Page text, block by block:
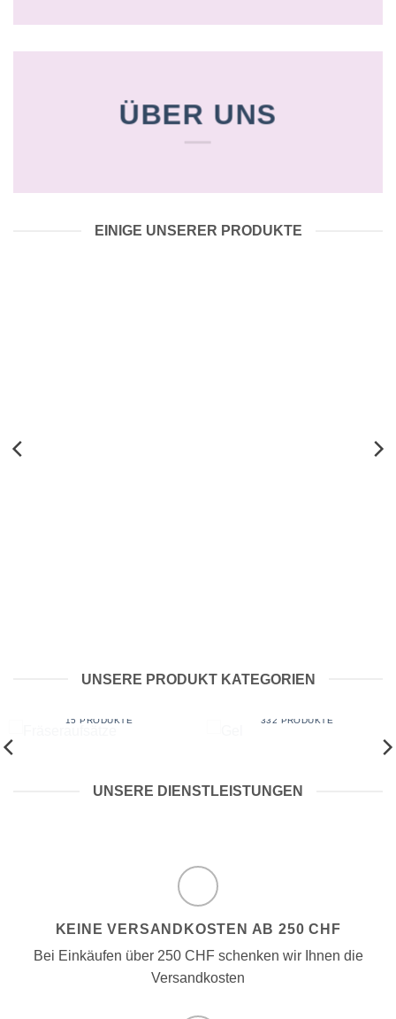
ÜBER UNS
EINIGE UNSERER PRODUKTE
UNSERE PRODUKT KATEGORIEN
15 PRODUKTE 332 PRODUKTE
UNSERE DIENSTLEISTUNGEN
KEINE VERSANDKOSTEN AB 250 CHF
Bei Einkäufen über 250 CHF schenken wir Ihnen die
Versandkosten